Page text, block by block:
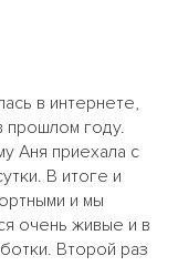
в интернете,
прошлом году.
Аня приехала с
В итоге и
и мы
очень живые и в
Второй раз